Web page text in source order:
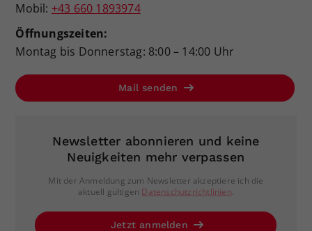
Mobil: +43 660 1893974
Öffnungszeiten:
Montag bis Donnerstag: 8:00 – 14:00 Uhr
Mail senden
Newsletter abonnieren und keine
Neuigkeiten mehr verpassen
Mit der Anmeldung zum Newsletter akzeptiere ich die
aktuell gültigen Datenschutzrichtlinien.
Jetzt anmelden